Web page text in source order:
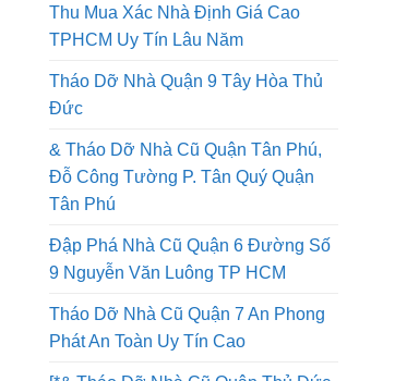
Tháo Dỡ Nhà Quận 8 Thi Công An
Toàn Lao Động Công Ty Uy Tín
Thu Mua Xác Nhà Định Giá Cao
TPHCM Uy Tín Lâu Năm
Tháo Dỡ Nhà Quận 9 Tây Hòa Thủ
Đức
& Tháo Dỡ Nhà Cũ Quận Tân Phú,
Đỗ Công Tường P. Tân Quý Quận
Tân Phú
Đập Phá Nhà Cũ Quận 6 Đường Số
9 Nguyễn Văn Luông TP HCM